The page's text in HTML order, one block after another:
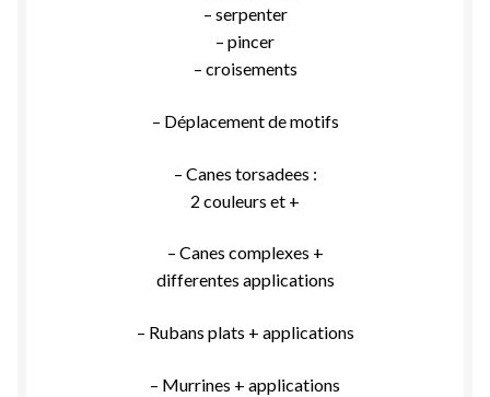
– serpenter
– pincer
– croisements
– Déplacement de motifs
– Canes torsadees :
2 couleurs et +
– Canes complexes +
differentes applications
– Rubans plats + applications
– Murrines + applications